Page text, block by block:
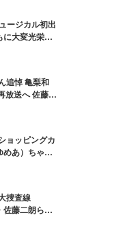
ージカル初出
大変光栄」
追悼 亀梨和
放送へ 佐藤隆
ョッピングカ
めあ）ちゃん
捜査線
佐藤二朗ら新